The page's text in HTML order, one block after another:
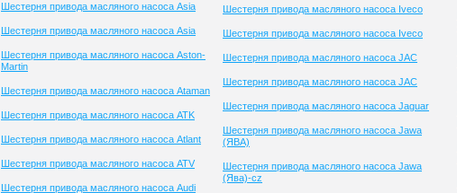
Шестерня привода масляного насоса Asia
Шестерня привода масляного насоса Asia
Шестерня привода масляного насоса Aston-
Martin
Шестерня привода масляного насоса Ataman
Шестерня привода масляного насоса ATK
Шестерня привода масляного насоса Atlant
Шестерня привода масляного насоса ATV
Шестерня привода масляного насоса Audi
Шестерня привода масляного насоса Iveco
Шестерня привода масляного насоса Iveco
Шестерня привода масляного насоса JAC
Шестерня привода масляного насоса JAC
Шестерня привода масляного насоса Jaguar
Шестерня привода масляного насоса Jawa
(ЯВА)
Шестерня привода масляного насоса Jawa
(Ява)-cz